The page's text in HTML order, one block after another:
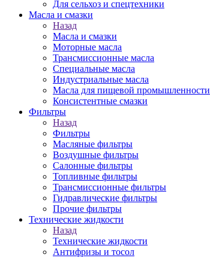
Для сельхоз и спецтехники
Масла и смазки
Назад
Масла и смазки
Моторные масла
Трансмиссионные масла
Специальные масла
Индустриальные масла
Масла для пищевой промышленности
Консистентные смазки
Фильтры
Назад
Фильтры
Масляные фильтры
Воздушные фильтры
Салонные фильтры
Топливные фильтры
Трансмиссионные фильтры
Гидравлические фильтры
Прочие фильтры
Технические жидкости
Назад
Технические жидкости
Антифризы и тосол